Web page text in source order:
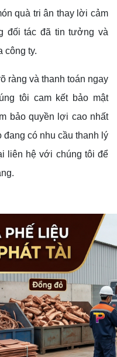
quà tri ân thay lời cảm
đối tác đã tin tưởng và
công ty.
ràng và thanh toán ngay
tôi cam kết bảo mật
bảo quyền lợi cao nhất
có nhu cầu thanh lý
liên hệ với chúng tôi để